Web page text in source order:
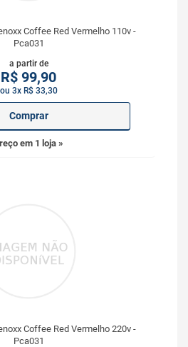
Coffee Red Vermelho 110v -
Pca031
a partir de
R$ 99,90
ou 3x R$ 33,30
Comprar
em 1 loja »
Coffee Red Vermelho 220v -
Pca031